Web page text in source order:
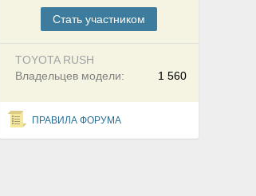
Cтать участником
TOYOTA RUSH
1 560
Владельцев модели:
ПРАВИЛА ФОРУМА